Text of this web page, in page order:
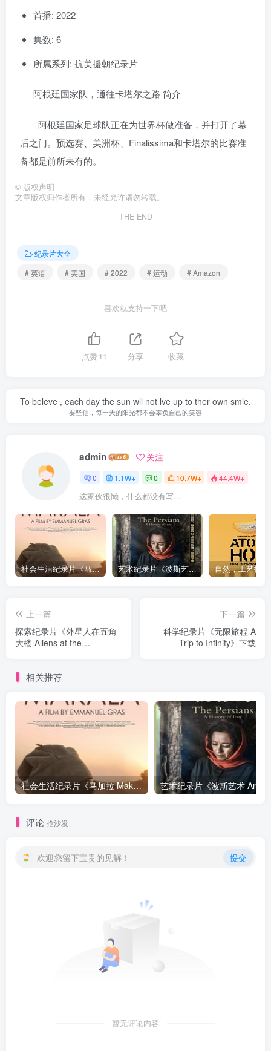
首播: 2022
集数: 6
所属系列: 抗美援朝纪录片
阿根廷国家队，通往卡塔尔之路 简介
阿根廷国家足球队正在为世界杯做准备，并打开了幕
后之门。预选赛、美洲杯、Finalissima和卡塔尔的比赛准
备都是前所未有的。
© 版权声明
文章版权归作者所有，未经允许请勿转载。
THE END
纪录片大全
# 英语
# 美国 # 2022 # 运动 # Amazon
喜欢就支持一下吧
点赞11 分享 收藏
To beleve , each day the sun wll not lve up to ther own smle.
要坚信，每一天的阳光都不会辜负自己的笑容
admin 关注
0 1.1W+ 0 10.7W+ 44.4W+
这家伙很懒，什么都没有写...
社会生活纪录片《马加拉 Makala》下载 艺术纪录片《波斯艺术 Art of Persia》下载
上一篇
探索纪录片《外星人在五角
大楼 Aliens at the
下一篇
科学纪录片《无限旅程 A
Trip to Infinity》下载
相关推荐
社会生活纪录片《马加拉 Makala》下载
评论 抢沙发
欢迎您留下宝贵的见解！ 提交
暂无评论内容